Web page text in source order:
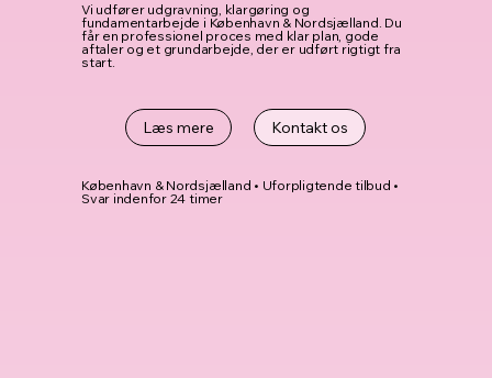
Vi udfører udgravning, klargøring og
fundamentarbejde i København & Nordsjælland. Du
får en professionel proces med klar plan, gode
aftaler og et grundarbejde, der er udført rigtigt fra
start.
Læs mere Kontakt os
København & Nordsjælland • Uforpligtende tilbud •
Svar indenfor 24 timer